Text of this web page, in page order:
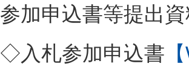
参加申込書等提出
◇入札参加申込書